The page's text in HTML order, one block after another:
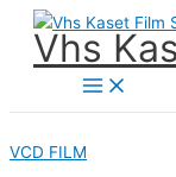
İçeriğe
Vhs
Main
Menu
VCD FILM